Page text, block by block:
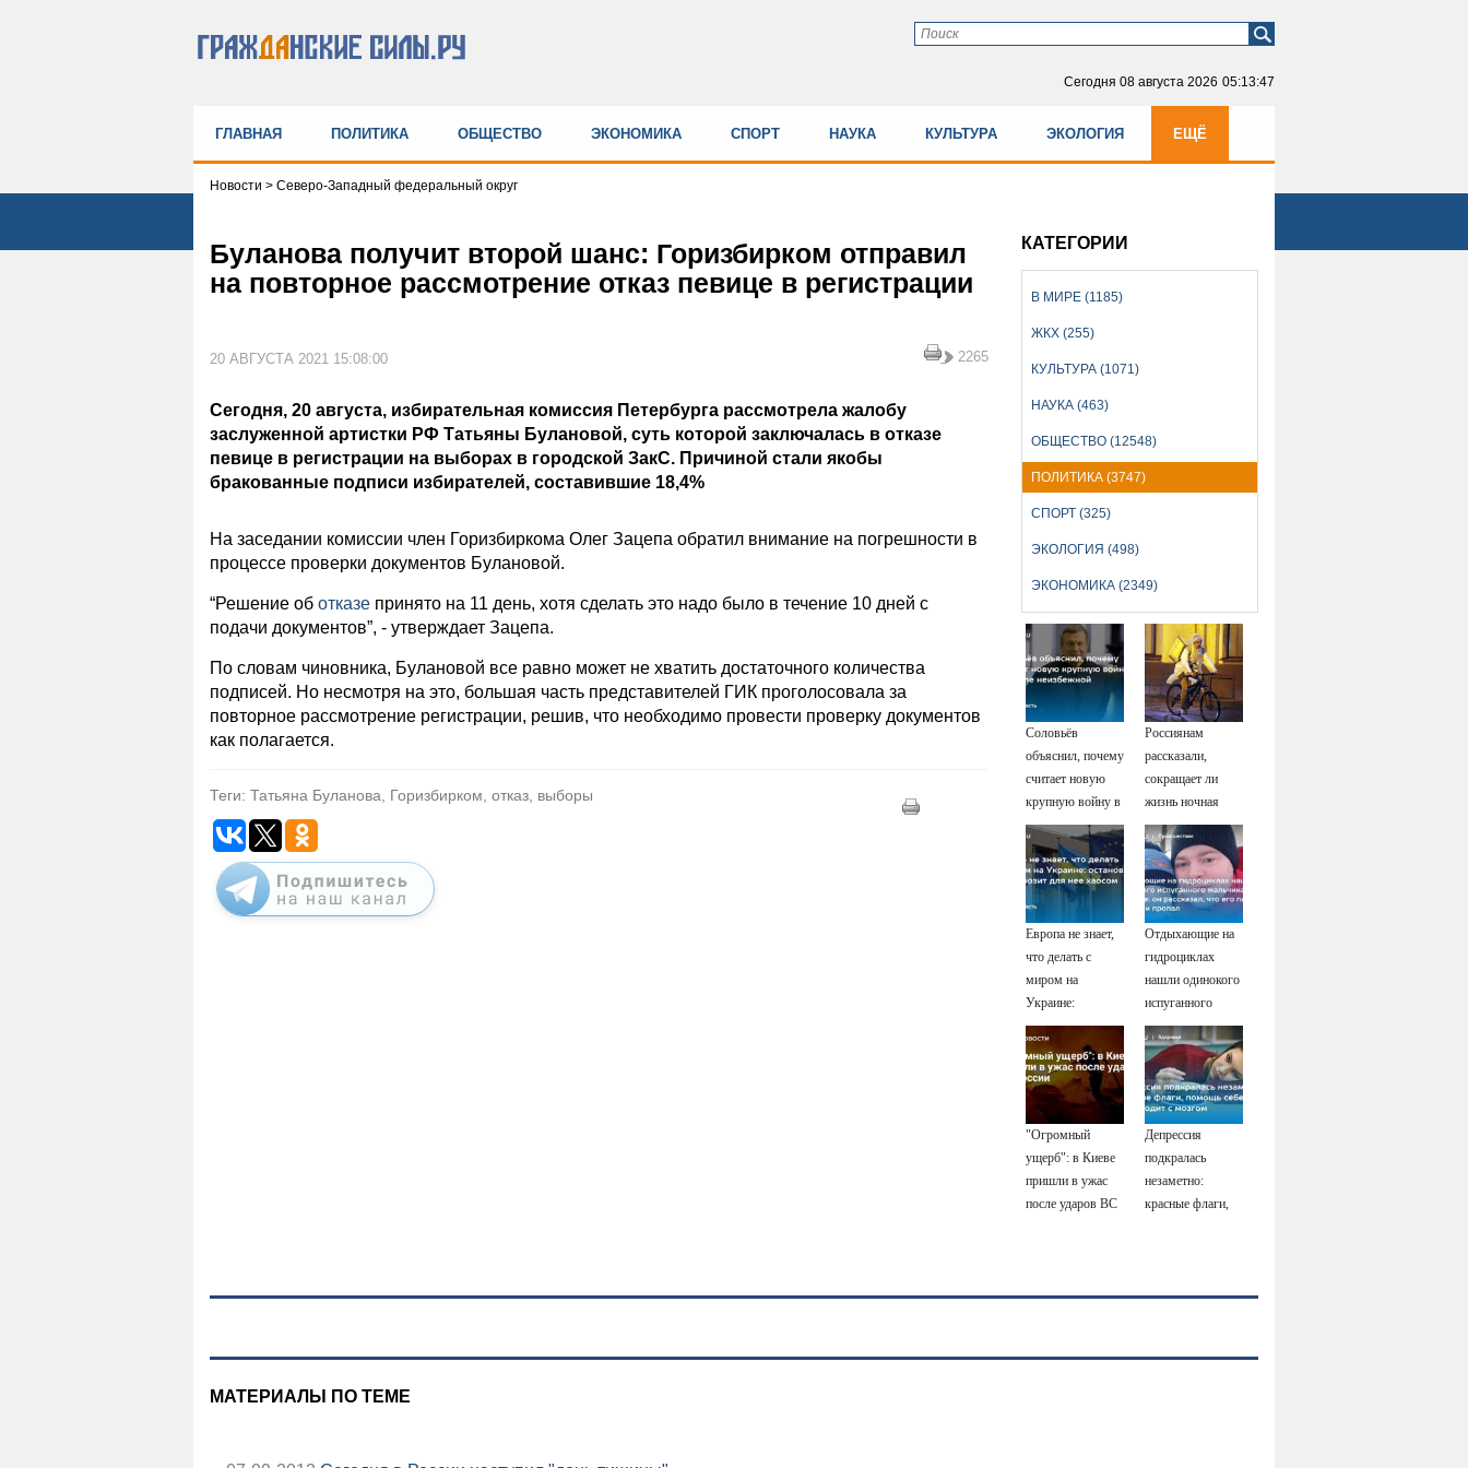
Сегодня 08 августа 2026 05:13:48
ГЛАВНАЯ ПОЛИТИКА ОБЩЕСТВО ЭКОНОМИКА СПОРТ НАУКА КУЛЬТУРА ЭКОЛОГИЯ ЕЩЁ
Новости > Северо-Западный федеральный округ
Буланова получит второй шанс: Горизбирком отправил
на повторное рассмотрение отказ певице в регистрации
20 АВГУСТА 2021 15:08:00 2265
Сегодня, 20 августа, избирательная комиссия Петербурга рассмотрела жалобу
заслуженной артистки РФ Татьяны Булановой, суть которой заключалась в отказе
певице в регистрации на выборах в городской ЗакС. Причиной стали якобы
бракованные подписи избирателей, составившие 18,4%
На заседании комиссии член Горизбиркома Олег Зацепа обратил внимание на погрешности в
процессе проверки документов Булановой.
“Решение об отказе принято на 11 день, хотя сделать это надо было в течение 10 дней с
подачи документов”, - утверждает Зацепа.
По словам чиновника, Булановой все равно может не хватить достаточного количества
подписей. Но несмотря на это, большая часть представителей ГИК проголосовала за
повторное рассмотрение регистрации, решив, что необходимо провести проверку документов
как полагается.
Теги: Татьяна Буланова, Горизбирком, отказ, выборы
КАТЕГОРИИ
В МИРЕ (1185)
ЖКХ (255)
КУЛЬТУРА (1071)
НАУКА (463)
ОБЩЕСТВО (12548)
ПОЛИТИКА (3747)
СПОРТ (325)
ЭКОЛОГИЯ (498)
ЭКОНОМИКА (2349)
Соловьёв
объяснил, почему
считает новую
крупную войну в
Европе
неизбежной
Россиянам
рассказали,
сокращает ли
жизнь ночная
работа
Европа не знает,
что делать с
миром на
Украине:
остановка боев
грозит для нее
хаосом
Отдыхающие на
гидроциклах
нашли одинокого
испуганного
мальчика на
лодке: он
рассказал, что его
папа нырнул и
пропал
"Огромный
ущерб": в Киеве
пришли в ужас
после ударов ВС
Депрессия
подкралась
незаметно:
красные флаги,
МАТЕРИАЛЫ ПО ТЕМЕ